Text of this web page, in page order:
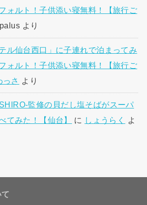
ォルト！子供添い寝無料！【旅行ご
より
ル仙台西口」に子連れで泊まってみ
ォルト！子供添い寝無料！【旅行ご
っさ より
監修の貝だし塩そばがスーパ
てみた！【仙台】
に しょうらく
よ